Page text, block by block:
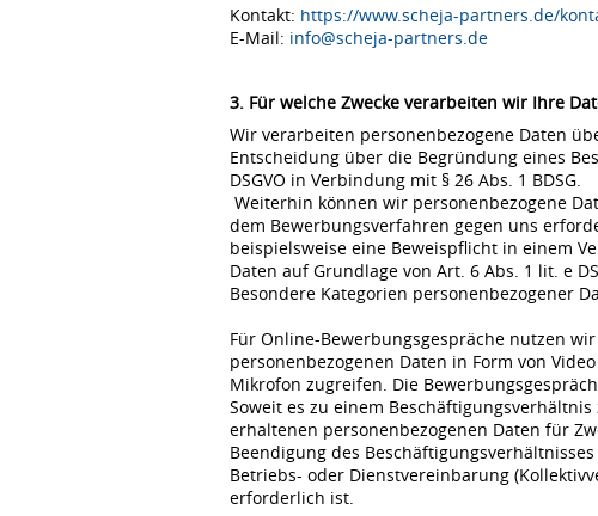
Kontakt: https://www.scheja-partners.de/
E-Mail: info@scheja-partners.de
3. Für welche Zwecke verarbeiten wir Ihre
Wir verarbeiten personenbezogene Daten
Entscheidung über die Begründung eines
DSGVO in Verbindung mit § 26 Abs. 1 BDSG.
Weiterhin können wir personenbezogene
dem Bewerbungsverfahren gegen uns
beispielsweise eine Beweispflicht in einem
Daten auf Grundlage von Art. 6 Abs. 1 lit. e
Besondere Kategorien personenbezogener
Für Online-Bewerbungsgespräche nutzen
personenbezogenen Daten in Form von
Mikrofon zugreifen. Die
Soweit es zu einem
erhaltenen personenbezogenen Daten für
Beendigung des
Betriebs- oder Dienstvereinbarung
erforderlich ist.